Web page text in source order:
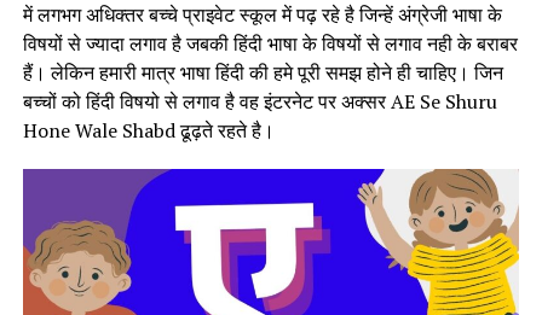
में लगभग अधिक्तर बच्चे प्राइवेट स्कूल में पढ़ रहे है जिन्हें अंग्रेजी भाषा के
विषयों से ज्यादा लगाव है जबकी हिंदी भाषा के विषयों से लगाव नही के बराबर
हैं। लेकिन हमारी मात्र भाषा हिंदी की हमे पूरी समझ होने ही चाहिए। जिन
बच्चों को हिंदी विषयो से लगाव है वह इंटरनेट पर अक्सर AE Se Shuru
Hone Wale Shabd ढूढ़ते रहते है।